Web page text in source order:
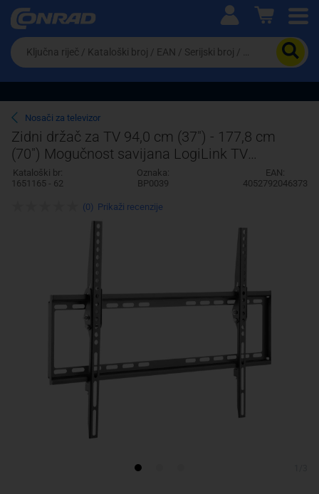
Ova postavka prilagođava asortiman proizvoda i
cijene vašim potrebama.
Pravno lice
Da
biste
potražili
proizvod,
unesite
ključnu
riječ,
kataloški
broj,
EAN
ili
Nosači za televizor
Zidni držač za TV 94,0 cm (37") - 177,8 cm
(70") Mogučnost savijana LogiLink TV
Wallhalterung, 37"-70", neigbar, small
Kataloški br:
1651165 - 62
Oznaka:
BP0039
EAN:
4052792046373
(0) Prikaži recenzije